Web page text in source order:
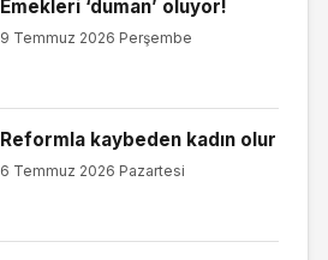
Emekleri ‘duman’ oluyor!
9 Temmuz 2026 Perşembe
Reformla kaybeden kadın olur
6 Temmuz 2026 Pazartesi